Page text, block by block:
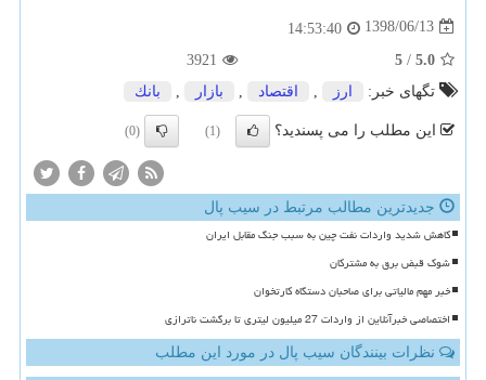
1398/06/13
14:53:40
5.0
/
5
3921
تگهای خبر:
ارز اقتصاد بازار بانك
این مطلب را می پسندید؟ (1)
(0)
جدیدترین مطالب مرتبط در سیب پال
کاهش شدید واردات نفت چین به سبب جنگ مقابل ایران
شوک قبض برق به مشترکان
خبر مهم مالیاتی برای صاحبان دستگاه کارتخوان
اختصاصی خبرآنلاین از واردات 27 میلیون لیتری تا برگشت ناترازی
نظرات بینندگان سیب پال در مورد این مطلب